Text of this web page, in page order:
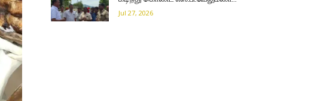
Jul 27, 2026